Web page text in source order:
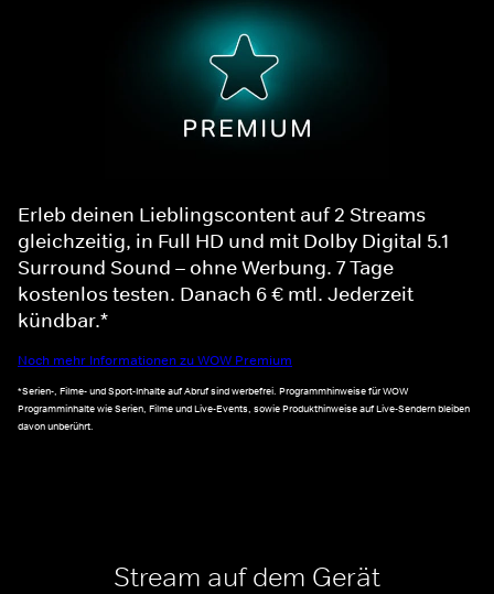
Erleb deinen Lieblingscontent auf 2 Streams
gleichzeitig, in Full HD und mit Dolby Digital 5.1
Surround Sound – ohne Werbung. 7 Tage
kostenlos testen. Danach 6 € mtl. Jederzeit
kündbar.*
Noch mehr Informationen zu WOW Premium
*Serien-, Filme- und Sport-Inhalte auf Abruf sind werbefrei. Programmhinweise für WOW
Programminhalte wie Serien, Filme und Live-Events, sowie Produkthinweise auf Live-Sendern bleiben
davon unberührt.
Stream auf dem Gerät